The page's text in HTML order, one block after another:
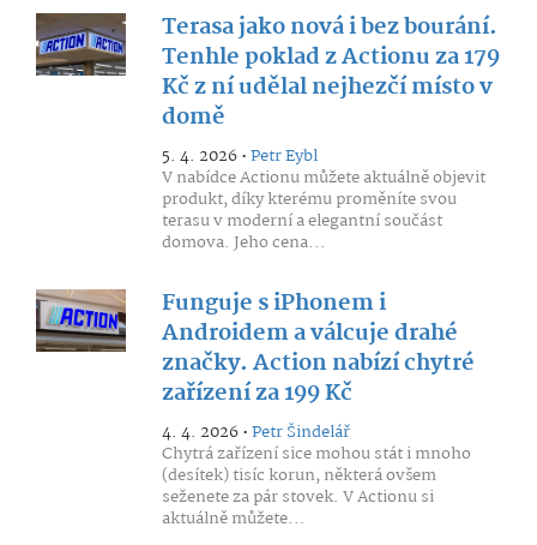
Terasa jako nová i bez bourání.
Tenhle poklad z Actionu za 179
Kč z ní udělal nejhezčí místo v
domě
5. 4. 2026 •Petr Eybl
V nabídce Actionu můžete aktuálně objevit
produkt, díky kterému proměníte svou
terasu v moderní a elegantní součást
domova. Jeho cena...
Funguje s iPhonem i
Androidem a válcuje drahé
značky. Action nabízí chytré
zařízení za 199 Kč
4. 4. 2026 •Petr Šindelář
Chytrá zařízení sice mohou stát i mnoho
(desítek) tisíc korun, některá ovšem
seženete za pár stovek. V Actionu si
aktuálně můžete...